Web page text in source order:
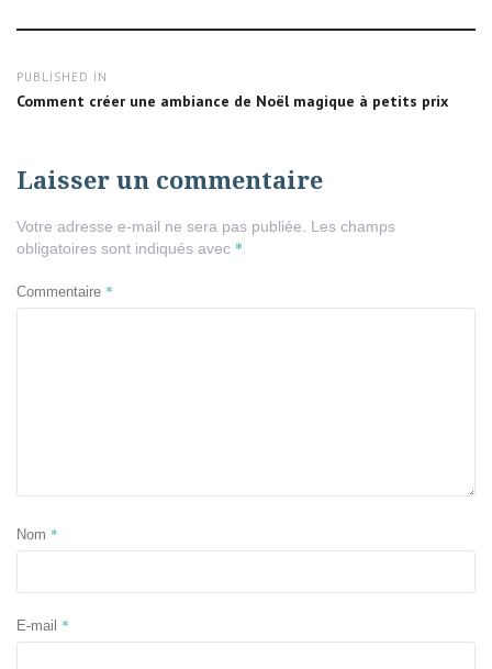
de
PUBLISHED IN
Comment créer une ambiance de Noël magique à petits prix
Laisser un commentaire
Votre adresse e-mail ne sera pas publiée.
Les champs
obligatoires sont indiqués avec *
Commentaire *
Nom *
E-mail *